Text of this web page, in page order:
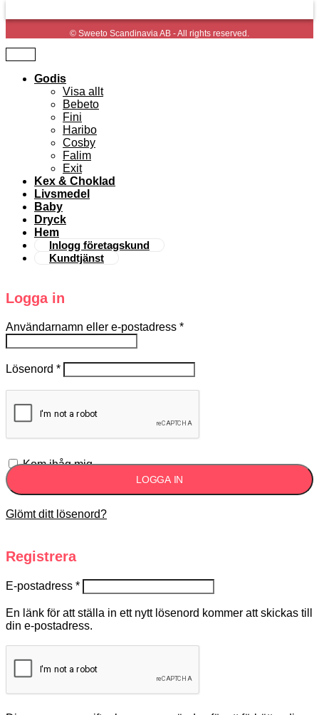
© Sweeto Scandinavia AB - All rights reserved.
Godis
Visa allt
Bebeto
Fini
Haribo
Cosby
Falim
Exit
Kex & Choklad
Livsmedel
Baby
Dryck
Hem
Inlogg företagskund
Kundtjänst
Logga in
Användarnamn eller e-postadress *
Lösenord *
Kom ihåg mig
LOGGA IN
Glömt ditt lösenord?
Registrera
E-postadress *
En länk för att ställa in ett nytt lösenord kommer att skickas till
din e-postadress.